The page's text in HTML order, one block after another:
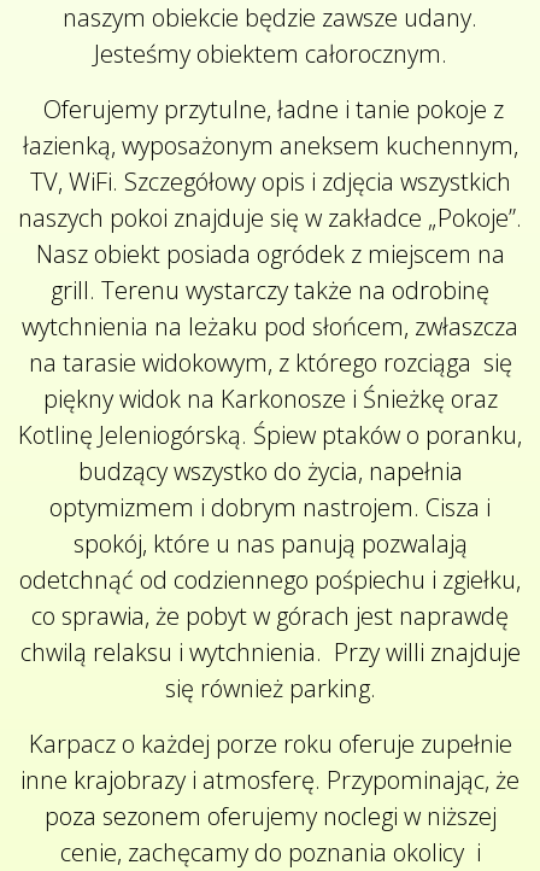
naszym obiekcie będzie zawsze udany.
Jesteśmy obiektem całorocznym.
Oferujemy przytulne, ładne i tanie pokoje z
łazienką, wyposażonym aneksem kuchennym,
TV, WiFi. Szczegółowy opis i zdjęcia wszystkich
naszych pokoi znajduje się w zakładce „Pokoje”.
Nasz obiekt posiada ogródek z miejscem na
grill. Terenu wystarczy także na odrobinę
wytchnienia na leżaku pod słońcem, zwłaszcza
na tarasie widokowym, z którego rozciąga się
piękny widok na Karkonosze i Śnieżkę oraz
Kotlinę Jeleniogórską. Śpiew ptaków o poranku,
budzący wszystko do życia, napełnia
optymizmem i dobrym nastrojem. Cisza i
spokój, które u nas panują pozwalają
odetchnąć od codziennego pośpiechu i zgiełku,
co sprawia, że pobyt w górach jest naprawdę
chwilą relaksu i wytchnienia. Przy willi znajduje
się również parking.
Karpacz o każdej porze roku oferuje zupełnie
inne krajobrazy i atmosferę. Przypominając, że
poza sezonem oferujemy noclegi w niższej
cenie, zachęcamy do poznania okolicy i